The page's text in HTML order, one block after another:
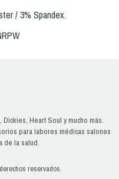
/ 3% Spandex.
Heart Soul y mucho más.
para labores médicas salones
de la salud.
reservados.